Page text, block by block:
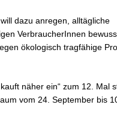
dazu anregen, alltägliche
VerbraucherInnen
ökologisch tragfähige
näher ein“ zum 12. Mal
vom 24. September bis